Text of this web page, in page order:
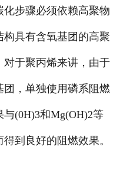
步骤必须依赖高聚物
具有含氧基团的高聚
于聚丙烯来讲，由于
，单独使用磷系阻燃
(0H)3和Mg(OH)2等
到良好的阻燃效果。